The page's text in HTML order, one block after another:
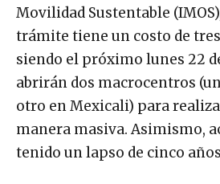
Movilidad Sustentable
trámite tiene un costo de
siendo el próximo lunes 22
abrirán dos macrocentros
otro en Mexicali) para
manera masiva. Asimismo,
tenido un lapso de cinco